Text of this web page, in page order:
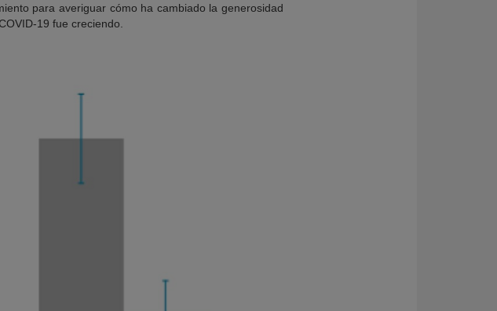
para averiguar cómo ha cambiado la generosidad
19 fue creciendo.